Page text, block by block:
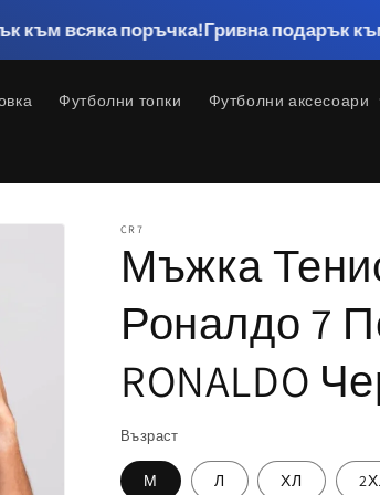
поръчка!Гривна подарък към всяка
Футболни топки Футболни аксесоари
CR7
Мъжка
Роналдо 7
RONALDO
Възраст
М Л ХЛ